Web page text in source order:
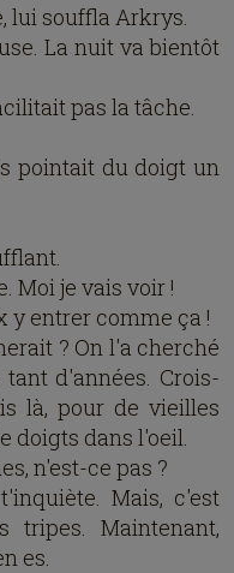
lui souffla Arkrys.
La nuit va bientôt
pas la tâche.
pointait du doigt un
Moi je vais voir !
y entrer comme ça !
? On l'a cherché
d'années. Crois-
là, pour de vieilles
doigts dans l'oeil.
n'est-ce pas ?
Mais, c'est
tripes. Maintenant,
es.